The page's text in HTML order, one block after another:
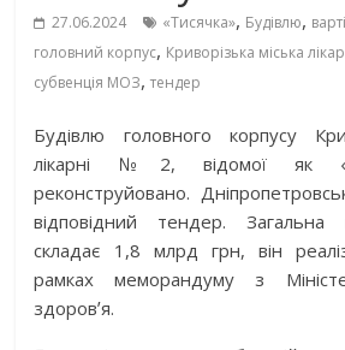
27.06.2024 «Тисячка», Будівлю,
головний корпус, Криворізька міська
субвенція МОЗ,тендер
Будівлю головного корпусу
лікарні №2, відомої як
реконструйовано.
відповідний тендер. Загальна
складає 1,8 млрд грн, він
рамках меморандуму з
здоровʼя.